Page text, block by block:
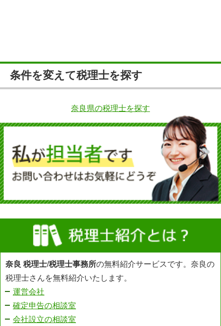
条件を変えて税理士を探す
奈良県の税理士を探す
奈良 税理士/税理士事務所の無料紹介サービスです。奈良の
税理士さんを無料紹介いたします。
運営会社
確定申告の相談室
会社設立の相談室